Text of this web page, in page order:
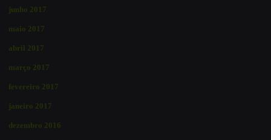
junho 2017
maio 2017
abril 2017
março 2017
fevereiro 2017
janeiro 2017
dezembro 2016